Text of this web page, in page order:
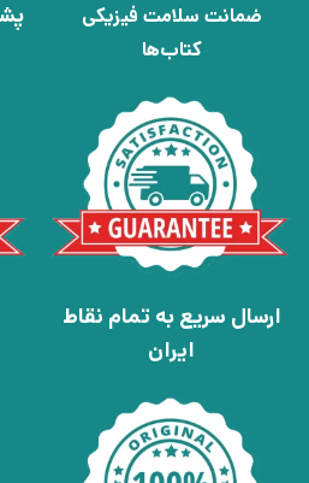
ضمانت سلامت فیزیکی
کتاب‌ها
ارسال سریع به تمام نقاط
ایران